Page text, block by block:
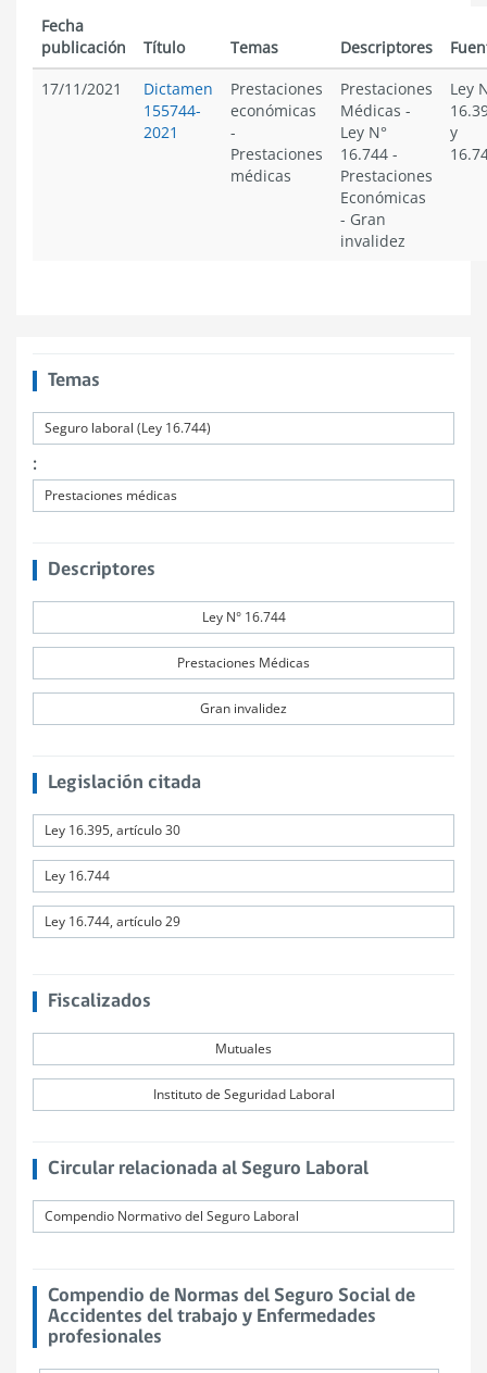
Fecha
publicación
Título Temas Descriptores
17/11/2021
Dictamen
155744-
2021
Prestaciones
económicas
-
Prestaciones
médicas
Prestaciones
Médicas -
Ley N°
16.744 -
Prestaciones
Económicas
- Gran
invalidez
Ley
y
Temas
Seguro laboral (Ley 16.744)
:
Prestaciones médicas
Descriptores
Ley N° 16.744
Prestaciones Médicas
Gran invalidez
Legislación citada
Ley 16.395, artículo 30
Ley 16.744
Ley 16.744, artículo 29
Fiscalizados
Mutuales
Instituto de Seguridad Laboral
Circular relacionada al Seguro Laboral
Compendio Normativo del Seguro Laboral
Compendio de Normas del Seguro Social de
Accidentes del trabajo y Enfermedades
profesionales